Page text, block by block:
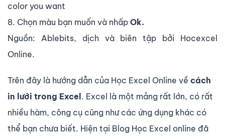
8. Chọn màu bạn muốn và nhấp Ok.
Nguồn: Ablebits, dịch và biên tập bởi Hocexcel
Online.
Trên đây là hướng dẫn của Học Excel Online về cách
in lưới trong Excel . Excel là một mảng rất lớn, có rất
nhiều hàm, công cụ cũng như các ứng dụng khác có
thể bạn chưa biết. Hiện tại Blog Học Excel online đã